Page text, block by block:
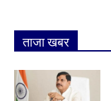
ताजा खबर